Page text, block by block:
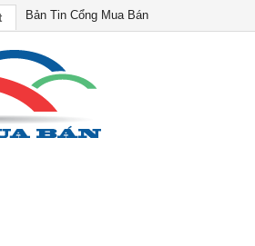
Bản Tin Cổng Mua Bán